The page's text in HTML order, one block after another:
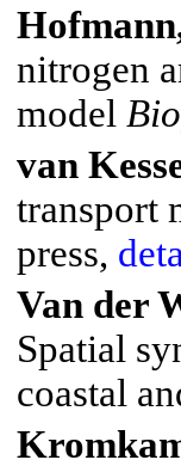
nitrogen
model
van
transport
press,
Van der
Spatial
coastal